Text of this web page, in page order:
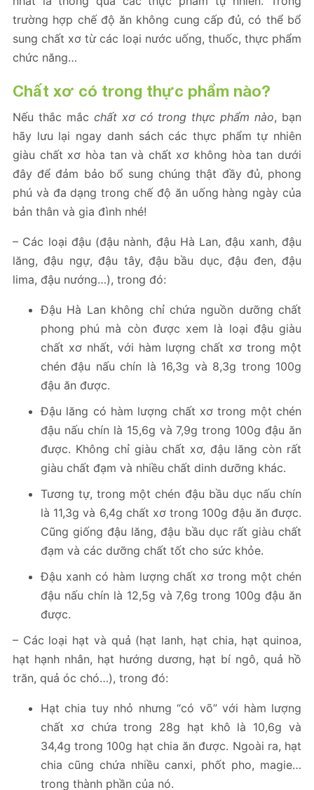
trường hợp chế độ ăn không cung cấp đủ, có thể bổ
sung chất xơ từ các loại nước uống, thuốc, thực phẩm
chức năng…
Chất xơ có trong thực phẩm nào?
Nếu thắc mắc chất xơ có trong thực phẩm nào, bạn
hãy lưu lại ngay danh sách các thực phẩm tự nhiên
giàu chất xơ hòa tan và chất xơ không hòa tan dưới
đây để đảm bảo bổ sung chúng thật đầy đủ, phong
phú và đa dạng trong chế độ ăn uống hàng ngày của
bản thân và gia đình nhé!
– Các loại đậu (đậu nành, đậu Hà Lan, đậu xanh, đậu
lăng, đậu ngự, đậu tây, đậu bầu dục, đậu đen, đậu
lima, đậu nướng…), trong đó:
Đậu Hà Lan không chỉ chứa nguồn dưỡng chất
phong phú mà còn được xem là loại đậu giàu
chất xơ nhất, với hàm lượng chất xơ trong một
chén đậu nấu chín là 16,3g và 8,3g trong 100g
đậu ăn được.
Đậu lăng có hàm lượng chất xơ trong một chén
đậu nấu chín là 15,6g và 7,9g trong 100g đậu ăn
được. Không chỉ giàu chất xơ, đậu lăng còn rất
giàu chất đạm và nhiều chất dinh dưỡng khác.
Tương tự, trong một chén đậu bầu dục nấu chín
là 11,3g và 6,4g chất xơ trong 100g đậu ăn được.
Cũng giống đậu lăng, đậu bầu dục rất giàu chất
đạm và các dưỡng chất tốt cho sức khỏe.
Đậu xanh có hàm lượng chất xơ trong một chén
đậu nấu chín là 12,5g và 7,6g trong 100g đậu ăn
được.
– Các loại hạt và quả (hạt lanh, hạt chia, hạt quinoa,
hạt hạnh nhân, hạt hướng dương, hạt bí ngô, quả hồ
trăn, quả óc chó…), trong đó:
Hạt chia tuy nhỏ nhưng “có võ” với hàm lượng
chất xơ chứa trong 28g hạt khô là 10,6g và
34,4g trong 100g hạt chia ăn được. Ngoài ra, hạt
chia cũng chứa nhiều canxi, phốt pho, magie…
trong thành phần của nó.